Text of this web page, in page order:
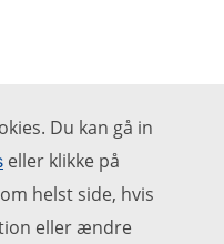
Du kan gå in
eller klikke på
helst side, hvis
eller ændre